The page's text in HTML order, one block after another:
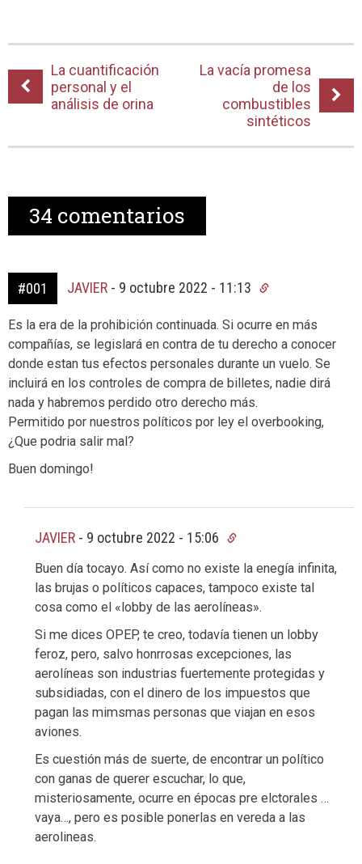
La cuantificación
personal y el
análisis de orina
La vacía promesa
de los
combustibles
sintéticos
34 comentarios
#001 JAVIER - 9 octubre 2022 - 11:13
Es la era de la prohibición continuada. Si ocurre en más
compañías, se legislará en contra de tu derecho a conocer
donde estan tus efectos personales durante un vuelo. Se
incluirá en los controles de compra de billetes, nadie dirá
nada y habremos perdido otro derecho más.
Permitido por nuestros políticos por ley el overbooking,
¿Que podria salir mal?
Buen domingo!
JAVIER - 9 octubre 2022 - 15:06
Buen día tocayo. Así como no existe la enegía infinita,
las brujas o políticos capaces, tampoco existe tal
cosa como el «lobby de las aerolíneas».
Si me dices OPEP, te creo, todavía tienen un lobby
feroz, pero, salvo honrrosas excepciones, las
aerolíneas son industrias fuertemente protegidas y
subsidiadas, con el dinero de los impuestos que
pagan las mimsmas personas que viajan en esos
aviones.
Es cuestión más de suerte, de encontrar un político
con ganas de querer escuchar, lo que,
misteriosamente, ocurre en épocas pre elctorales …
vaya…, pero es posible ponerlas en vereda a las
aerolineas.